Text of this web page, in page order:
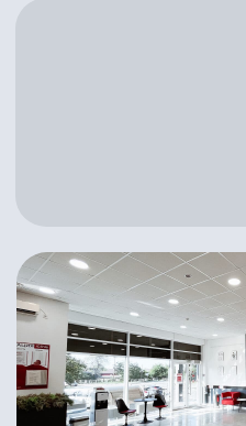
г. Темрюк, ул. Карла Маркса, д. 288
Филиалы в г. Темрюк